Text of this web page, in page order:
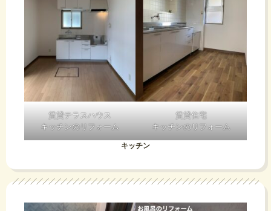
賃貸テラスハウス
キッチンのリフォーム
賃貸住宅
キッチンのリフォーム
キッチン